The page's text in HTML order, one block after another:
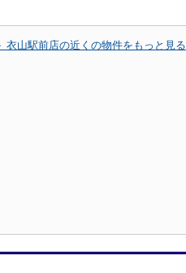
衣山駅前店の近くの物件をもっと見る